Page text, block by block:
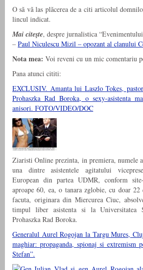
O să vă las plăcerea de a citi articolul
lincul indicat.
Mai citeşte, despre jurnalistica
– Paul Niculescu Mizil – opozant al clanului
Nota mea: Voi reveni cu un mic comentariu
Pana atunci cititi:
EXCLUSIV. Amanta lui Laszlo Tokes,
Prohaszka Rad Boroka, o sexy-asistenta
anisori. FOTO/VIDEO/DOC
Ziaristi Online prezinta, in premiera, numele
una dintre asistentele agitatului
European din partea UDMR, conform
aproape 60, ea, o tanara zglobie, cu doar
facuta, originara din Miercurea Ciuc,
timpul liber asistenta si la Universitatea
Prohaszka Rad Boroka.
Generalul Aurel Rogojan la Targu Mures,
maghiar: propaganda, spionaj si extremism
Stefan”.